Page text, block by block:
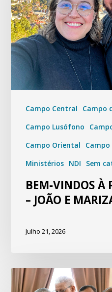
Campo Central
Campo
Campo Lusófono
Campo Oriental
Ministérios NDI Sem
BEM-VINDOS À
– JOÃO E
Julho 21, 2026